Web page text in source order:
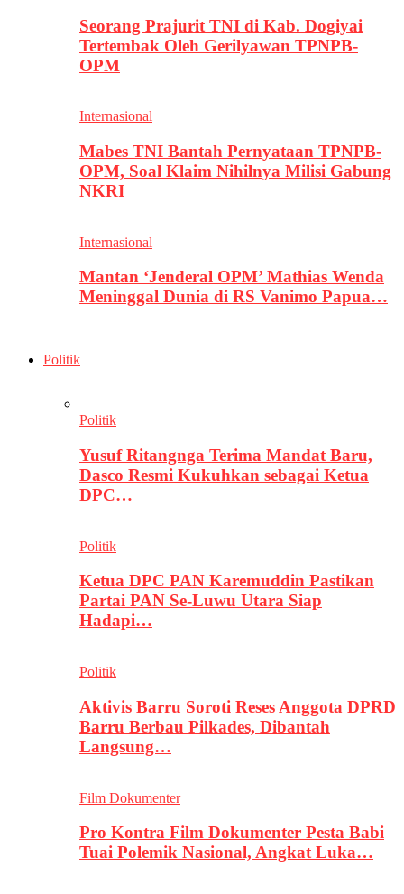
Seorang Prajurit TNI di Kab. Dogiyai
Tertembak Oleh Gerilyawan TPNPB-
OPM
Internasional
Mabes TNI Bantah Pernyataan TPNPB-
OPM, Soal Klaim Nihilnya Milisi Gabung
NKRI
Internasional
Mantan ‘Jenderal OPM’ Mathias Wenda
Meninggal Dunia di RS Vanimo Papua…
Politik
Politik
Yusuf Ritangnga Terima Mandat Baru,
Dasco Resmi Kukuhkan sebagai Ketua
DPC…
Politik
Ketua DPC PAN Karemuddin Pastikan
Partai PAN Se-Luwu Utara Siap
Hadapi…
Politik
Aktivis Barru Soroti Reses Anggota DPRD
Barru Berbau Pilkades, Dibantah
Langsung…
Film Dokumenter
Pro Kontra Film Dokumenter Pesta Babi
Tuai Polemik Nasional, Angkat Luka…